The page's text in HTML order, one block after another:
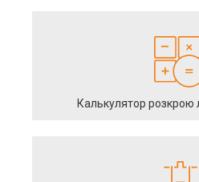
Калькулятор розкрою